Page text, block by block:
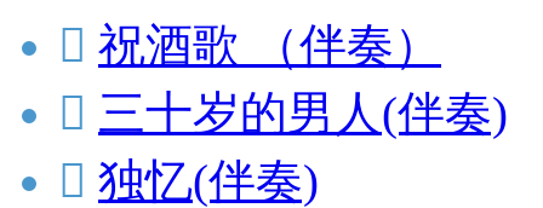
 祝酒歌 （伴奏）
 三十岁的男人(伴奏)
 独忆(伴奏)